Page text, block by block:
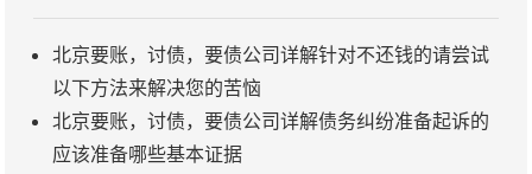
北京要账，讨债，要债公司详解针对不还钱的请尝试
以下方法来解决您的苦恼
北京要账，讨债，要债公司详解债务纠纷准备起诉的
应该准备哪些基本证据